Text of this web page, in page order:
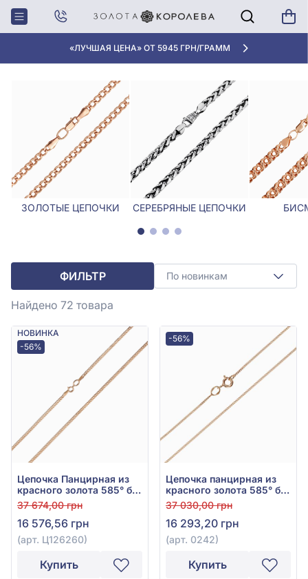
«ЛУЧШАЯ ЦЕНА» ОТ 5945 ГРН/ГРАММ
Главная Цепочки Панцирные цепочки
ПАНЦИРНЫЕ ЦЕПОЧКИ
ЗОЛОТЫЕ ЦЕПОЧКИ СЕРЕБРЯНЫЕ ЦЕПОЧКИ
ФИЛЬТР По новинкам
Найдено 72 товара
НОВИНКА
-56%
Цепочка Панцирная из
красного золота 585° без
вставки, арт. Ц126260
37 674,00 грн
16 576,56 грн
(арт. Ц126260)
Купить
-56%
Цепочка панцирная из
красного золота 585° без
вставки, арт. 0242
37 030,00 грн
16 293,20 грн
(арт. 0242)
Купить